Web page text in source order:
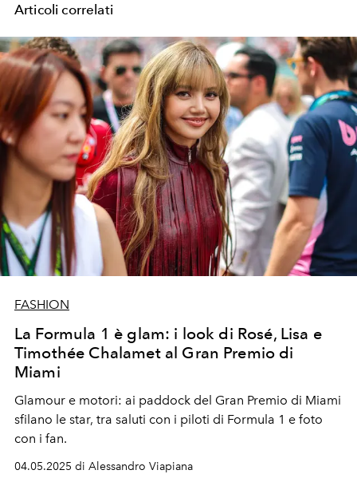
Articoli correlati
FASHION
La Formula 1 è glam: i look di Rosé, Lisa e
Timothée Chalamet al Gran Premio di
Miami
Glamour e motori: ai paddock del Gran Premio di Miami
sfilano le star, tra saluti con i piloti di Formula 1 e foto
con i fan.
04.05.2025 di Alessandro Viapiana